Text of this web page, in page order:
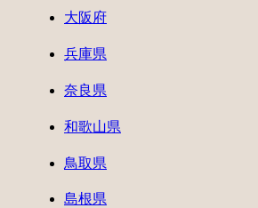
大阪府
兵庫県
奈良県
和歌山県
鳥取県
島根県